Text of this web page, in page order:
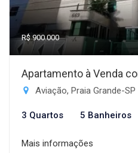
R$ 900.000
Apartamento à Venda
Aviação, Praia Grande-SP
3 Quartos 5 Banheiros
Mais informações